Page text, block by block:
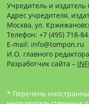
Учредитель и
Адрес учредителя,
Москва, ул.
Телефон: +7 (495) 718-
E-mail: info@tompon.ru
И.О. главного
Разработчик сайта –
* Перечень